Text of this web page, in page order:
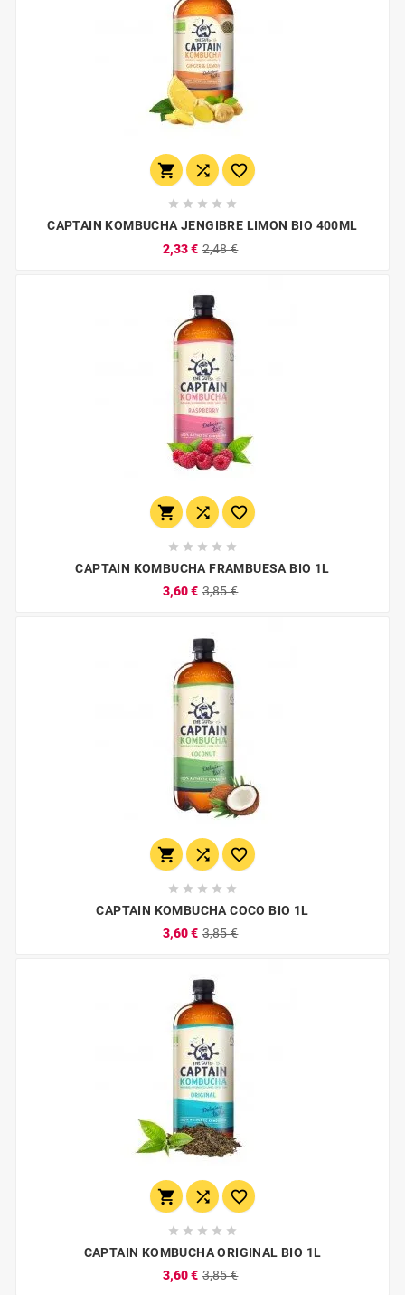
  
    
CAPTAIN KOMBUCHA JENGIBRE LIMON BIO 400ML
2,33 € 2,48 €
  
    
CAPTAIN KOMBUCHA FRAMBUESA BIO 1L
3,60 € 3,85 €
  
    
CAPTAIN KOMBUCHA COCO BIO 1L
3,60 € 3,85 €
  
    
CAPTAIN KOMBUCHA ORIGINAL BIO 1L
3,60 € 3,85 €